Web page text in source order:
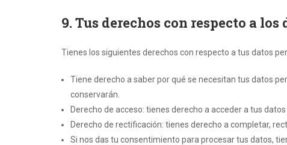
9. Tus derechos con respecto a los
Tienes los siguientes derechos con respecto a tus datos
Tiene derecho a saber por qué se necesitan tus datos
conservarán.
Derecho de acceso: tienes derecho a acceder a tus
Derecho de rectificación: tienes derecho a completar,
Si nos das tu consentimiento para procesar tus datos,